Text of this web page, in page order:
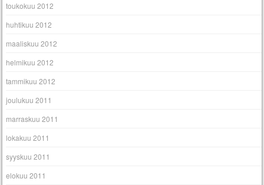
toukokuu 2012
huhtikuu 2012
maaliskuu 2012
helmikuu 2012
tammikuu 2012
joulukuu 2011
marraskuu 2011
lokakuu 2011
syyskuu 2011
elokuu 2011